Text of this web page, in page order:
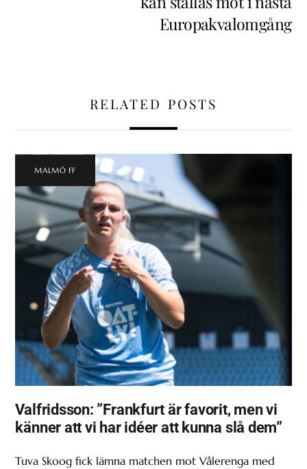
Europakvalomgång
RELATED POSTS
MALMÖ FF
Valfridsson: ”Frankfurt är favorit, men vi
känner att vi har idéer att kunna slå dem”
Tuva Skoog fick lämna matchen mot Vålerenga med